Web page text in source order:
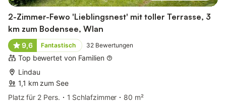
2-Zimmer-Fewo 'Lieblingsnest' mit toller Terrasse, 3
km zum Bodensee, Wlan
9,6 Fantastisch 32 Bewertungen
Top bewertet von Familien
Lindau
1,1 km zum See
Platz für 2 Pers.
1 Schlafzimmer
80 m²